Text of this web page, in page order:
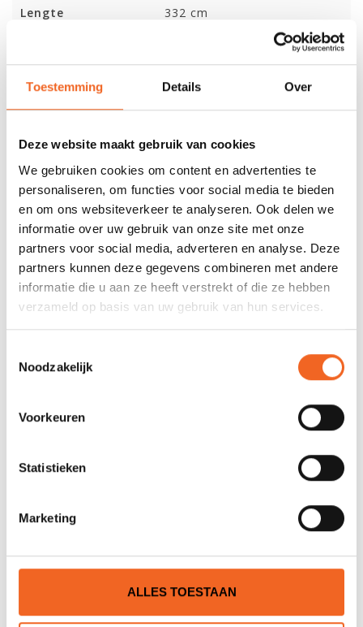
Toestemming Details Over
Deze website maakt gebruik van cookies
We gebruiken cookies om content en advertenties te
personaliseren, om functies voor social media te bieden
en om ons websiteverkeer te analyseren. Ook delen we
informatie over uw gebruik van onze site met onze
partners voor social media, adverteren en analyse. Deze
partners kunnen deze gegevens combineren met andere
informatie die u aan ze heeft verstrekt of die ze hebben
verzameld op basis van uw gebruik van hun services.
Noodzakelijk
Voorkeuren
Statistieken
Marketing
ALLES TOESTAAN
Lengte 332 cm
Gewicht 22 kg
Capaciteit 110 kg
REVIEWS
Nog niet gewaardeerd
0 sterren op basis van 0 beoordelingen
GERELATEERDE PRODUCTEN
AQUA DESIGN SUP-BEEN
AQUA DESIGN SLIDER